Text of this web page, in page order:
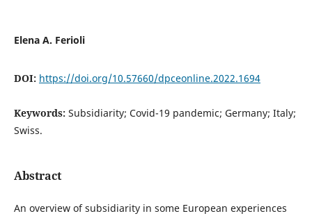
Elena A. Ferioli
DOI: https://doi.org/10.57660/dpceonline.2022.1694
Keywords: Subsidiarity; Covid-19 pandemic; Germany; Italy;
Swiss.
Abstract
An overview of subsidiarity in some European experiences